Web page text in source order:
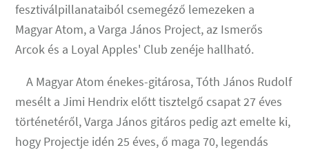
fesztiválpillanataiból csemegéző lemezeken a
Magyar Atom, a Varga János Project, az Ismerős
Arcok és a Loyal Apples' Club zenéje hallható.
A Magyar Atom énekes-gitárosa, Tóth János Rudolf
mesélt a Jimi Hendrix előtt tisztelgő csapat 27 éves
történetéről, Varga János gitáros pedig azt emelte ki,
hogy Projectje idén 25 éves, ő maga 70, legendás